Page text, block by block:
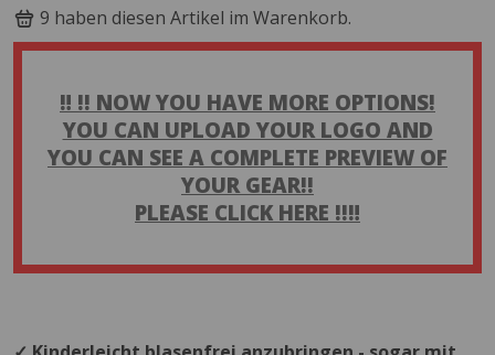
10 haben diesen Artikel im Warenkorb.
‼️ !! NOW YOU HAVE MORE OPTIONS!
YOU CAN UPLOAD YOUR LOGO AND
YOU CAN SEE A COMPLETE PREVIEW OF
YOUR GEAR!!
PLEASE CLICK HERE !!‼️